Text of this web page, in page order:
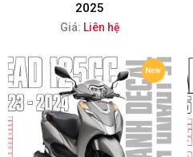
2025
Giá: Liên hệ